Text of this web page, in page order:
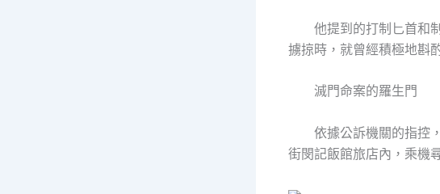
他提到的打制匕首和制
擄掠時，就曾經積極地斟
滅門命案的羅生門
依據公訴機關的指控，
街閔記飯館旅店內，乘機